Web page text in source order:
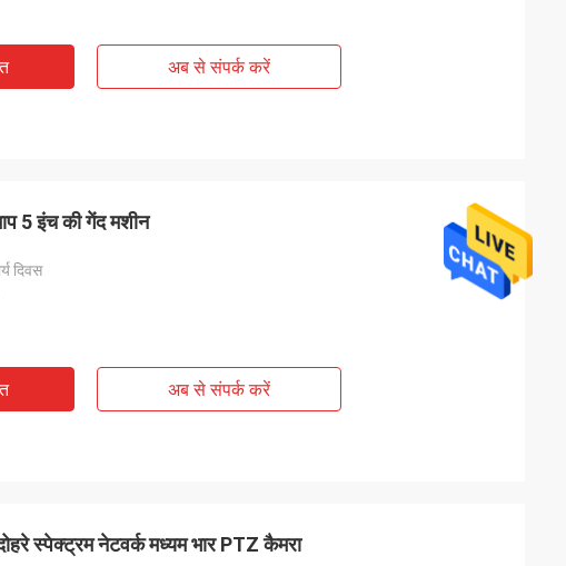
अब से संपर्क करें
5 इंच की गेंद मशीन
दिवस
अब से संपर्क करें
स्पेक्ट्रम नेटवर्क मध्यम भार PTZ कैमरा